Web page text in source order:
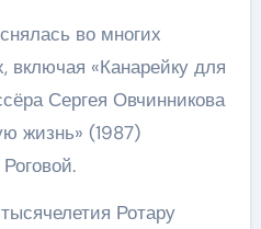
во многих
«Канарейку для
Сергея Овчинникова
жизнь» (1987)
Ротару